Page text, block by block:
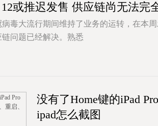
12或推迟发售 供应链尚无法完
毒大流行期间维持了业务的运转，在本
问题已经解决。熟悉
没有了Home键的iPad
ipad怎么截图